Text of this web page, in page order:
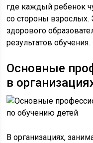
где каждый ребенок
со стороны взрослых.
здорового
результатов обучения.
Основные
в
В организациях,